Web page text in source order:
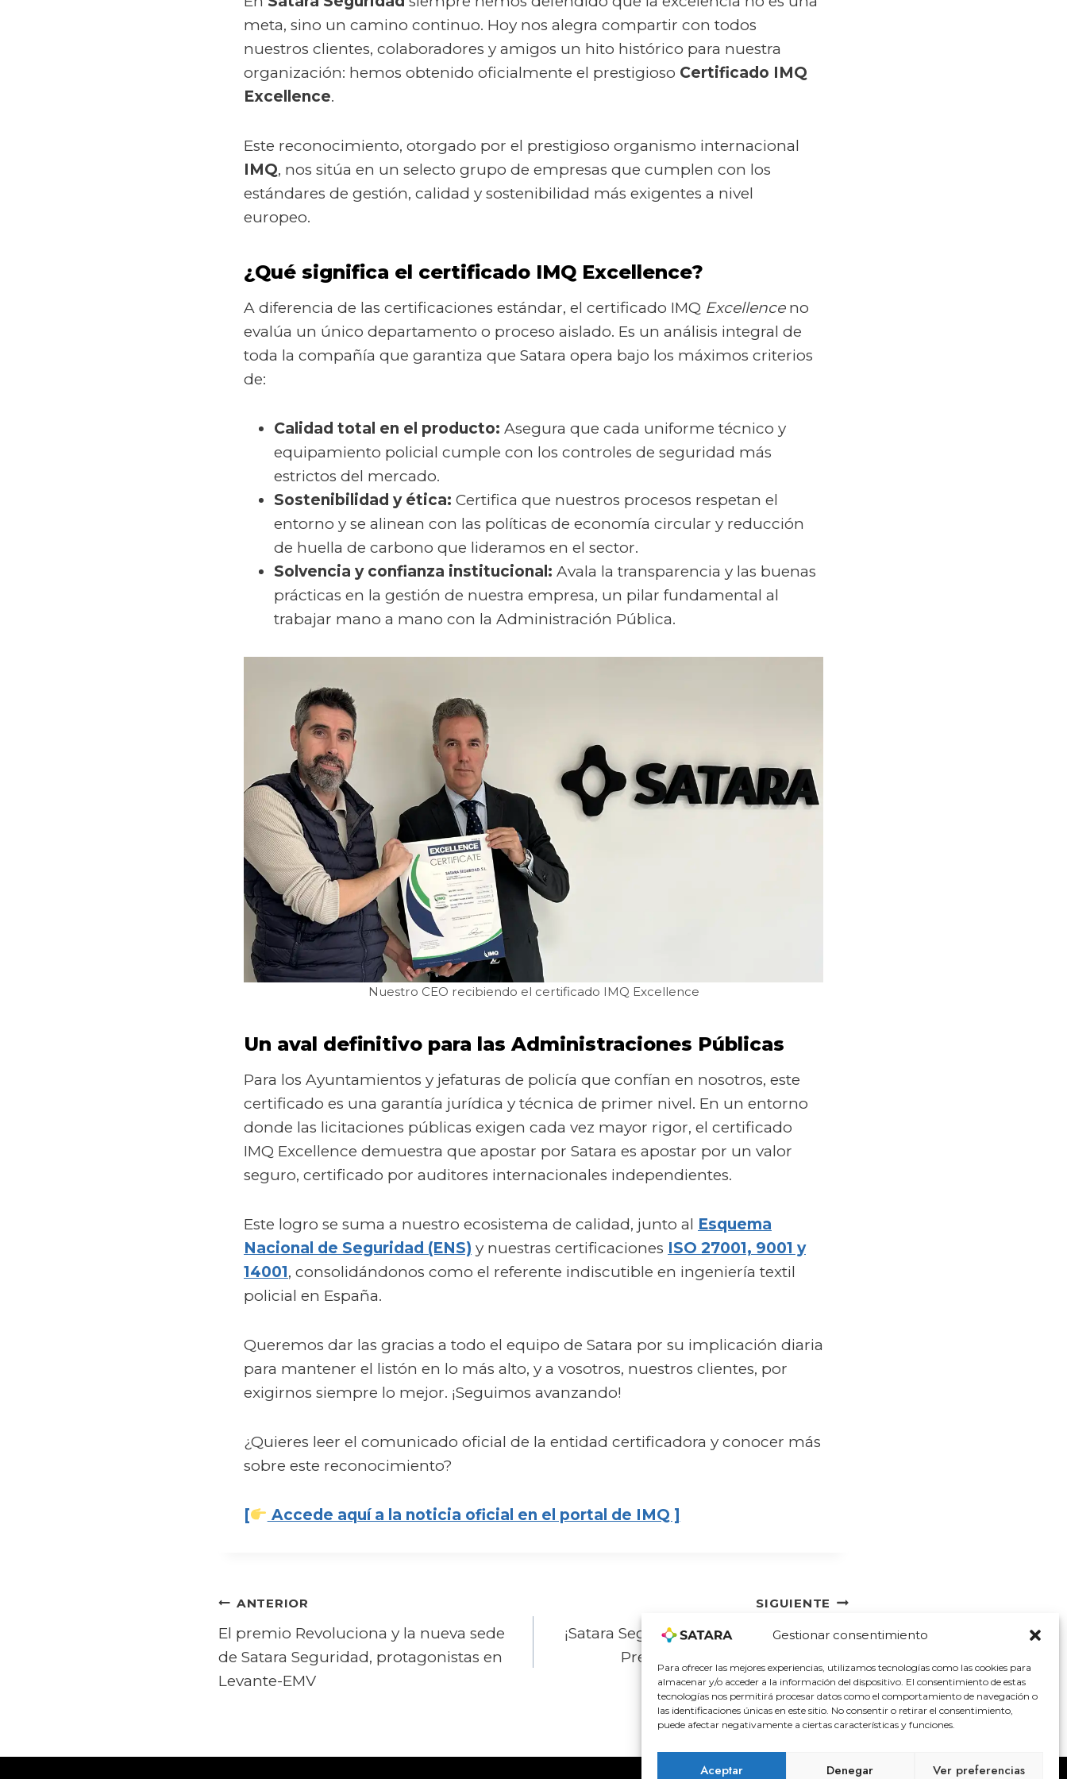
Gestionar consentimiento
Para ofrecer las mejores experiencias, utilizamos tecnologías como las cookies para
almacenar y/o acceder a la información del dispositivo. El consentimiento de estas
tecnologías nos permitirá procesar datos como el comportamiento de navegación o
las identificaciones únicas en este sitio. No consentir o retirar el consentimiento,
puede afectar negativamente a ciertas características y funciones.
Aceptar Denegar Ver preferencias
meta, sino un camino continuo. Hoy nos alegra compartir con todos
nuestros clientes, colaboradores y amigos un hito histórico para nuestra
organización: hemos obtenido oficialmente el prestigioso Certificado IMQ
Excellence.
Este reconocimiento, otorgado por el prestigioso organismo internacional
IMQ, nos sitúa en un selecto grupo de empresas que cumplen con los
estándares de gestión, calidad y sostenibilidad más exigentes a nivel
europeo.
¿Qué significa el certificado IMQ Excellence?
A diferencia de las certificaciones estándar, el certificado IMQ Excellenceno
evalúa un único departamento o proceso aislado. Es un análisis integral de
toda la compañía que garantiza que Satara opera bajo los máximos criterios
de:
Calidad total en el producto: Asegura que cada uniforme técnico y
equipamiento policial cumple con los controles de seguridad más
estrictos del mercado.
Sostenibilidad y ética: Certifica que nuestros procesos respetan el
entorno y se alinean con las políticas de economía circular y reducción
de huella de carbono que lideramos en el sector.
Solvencia y confianza institucional: Avala la transparencia y las buenas
prácticas en la gestión de nuestra empresa, un pilar fundamental al
trabajar mano a mano con la Administración Pública.
Nuestro CEO recibiendo el certificado IMQ Excellence
Un aval definitivo para las Administraciones Públicas
Para los Ayuntamientos y jefaturas de policía que confían en nosotros, este
certificado es una garantía jurídica y técnica de primer nivel. En un entorno
donde las licitaciones públicas exigen cada vez mayor rigor, el certificado
IMQ Excellence demuestra que apostar por Satara es apostar por un valor
seguro, certificado por auditores internacionales independientes.
Este logro se suma a nuestro ecosistema de calidad, junto al Esquema
Nacional de Seguridad (ENS) y nuestras certificaciones ISO 27001, 9001 y
14001, consolidándonos como el referente indiscutible en ingeniería textil
policial en España.
Queremos dar las gracias a todo el equipo de Satara por su implicación diaria
para mantener el listón en lo más alto, y a vosotros, nuestros clientes, por
exigirnos siempre lo mejor. ¡Seguimos avanzando!
¿Quieres leer el comunicado oficial de la entidad certificadora y conocer más
sobre este reconocimiento?
[ Accede aquí a la noticia oficial en el portal de IMQ ]
Navegación
de
entradas
ANTERIOR
El premio Revoluciona y la nueva sede
de Satara Seguridad, protagonistas en
Levante-EMV
SIGUIENTE
¡Satara Seguridad, galardonada con el
Premio Pyme Sostenible 2025!